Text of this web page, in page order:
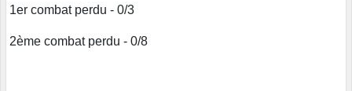
1er combat perdu - 0/3
2ème combat perdu - 0/8